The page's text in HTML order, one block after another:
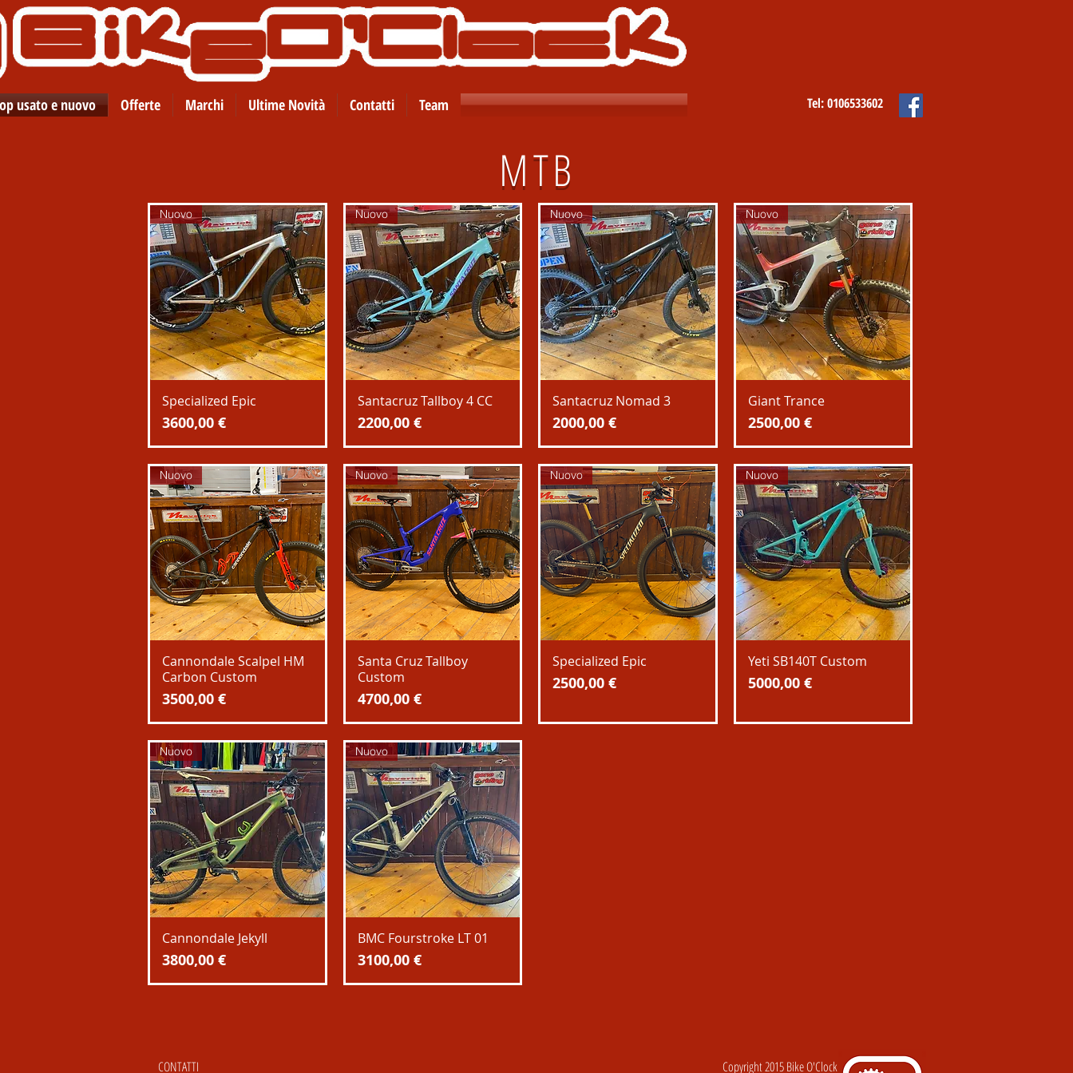
usato e nuovo Offerte Marchi Ultime Novità Contatti Team Tel: 0106533602
MTB
Nuovo
Specialized Epic
Prezzo
3600,00 €
Nuovo
Santacruz Tallboy 4 CC
Prezzo
2200,00 €
Nuovo
Santacruz Nomad 3
Prezzo
2000,00 €
Nuovo
Giant Trance
Prezzo
2500,00 €
Nuovo
Cannondale Scalpel HM
Carbon Custom
Prezzo
3500,00 €
Nuovo
Santa Cruz Tallboy
Custom
Prezzo
4700,00 €
Nuovo
Specialized Epic
Prezzo
2500,00 €
Nuovo
Yeti SB140T Custom
Prezzo
5000,00 €
Nuovo
Cannondale Jekyll
Prezzo
3800,00 €
Nuovo
BMC Fourstroke LT 01
Prezzo
3100,00 €
Copyright 2015 Bike O'Clock
CONTATTI